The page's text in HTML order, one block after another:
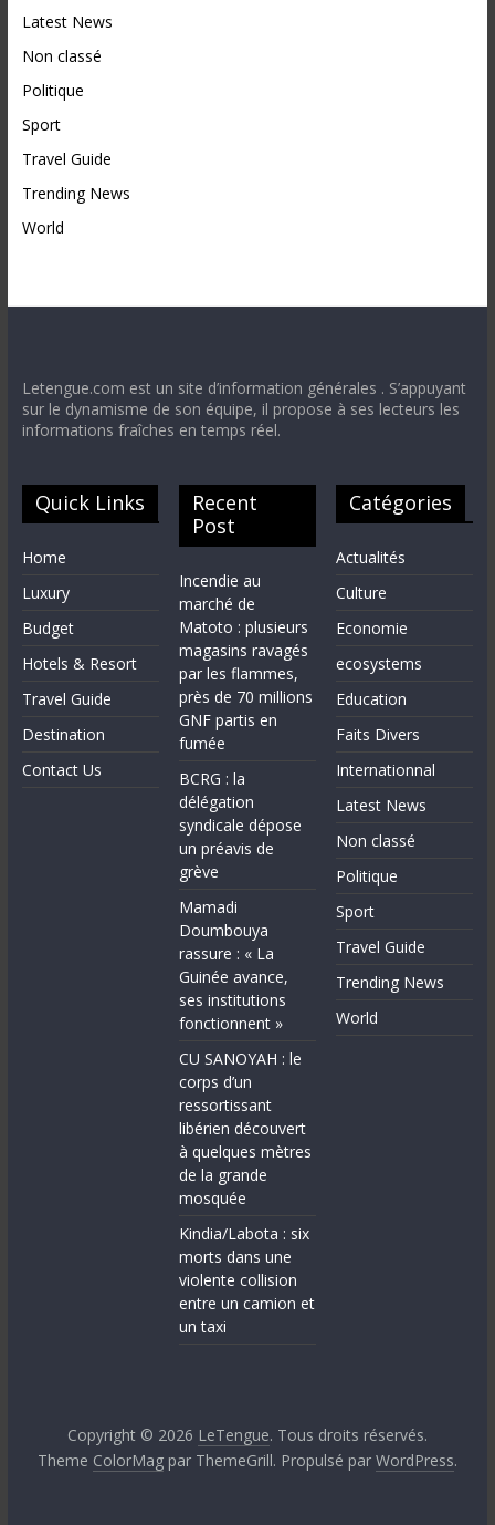
Latest News
Non classé
Politique
Sport
Travel Guide
Trending News
World
Letengue.com est un site d’information générales . S’appuyant
sur le dynamisme de son équipe, il propose à ses lecteurs les
informations fraîches en temps réel.
Quick Links
Home
Luxury
Budget
Hotels & Resort
Travel Guide
Destination
Contact Us
Recent
Post
Incendie au
marché de
Matoto : plusieurs
magasins ravagés
par les flammes,
près de 70 millions
GNF partis en
fumée
BCRG : la
délégation
syndicale dépose
un préavis de
grève
Mamadi
Doumbouya
rassure : « La
Guinée avance,
ses institutions
fonctionnent »
CU SANOYAH : le
corps d’un
ressortissant
libérien découvert
à quelques mètres
de la grande
mosquée
Kindia/Labota : six
morts dans une
violente collision
entre un camion et
un taxi
Catégories
Actualités
Culture
Economie
ecosystems
Education
Faits Divers
Internationnal
Latest News
Non classé
Politique
Sport
Travel Guide
Trending News
World
Copyright © 2026 LeTengue. Tous droits réservés.
Theme ColorMagpar ThemeGrill. Propulsé par WordPress.